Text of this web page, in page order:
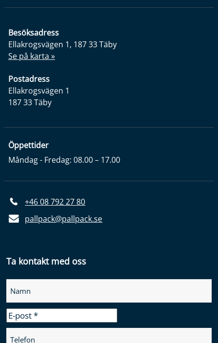
Besöksadress
Ellakrogsvägen 1, 187 33 Täby
Se på karta »
Postadress
Ellakrogsvägen 1
187 33 Täby
Öppettider
Måndag - Fredag: 08.00 – 17.00
+46 08 792 27 80
pallpack@pallpack.se
Ta kontakt med oss